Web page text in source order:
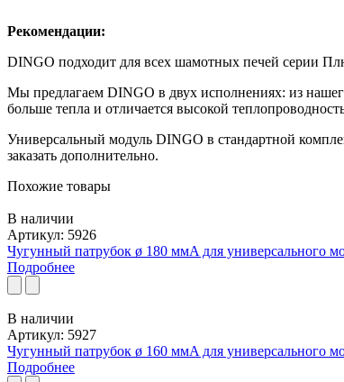
Рекомендации:
DINGO подходит для всех шамотных печей серии
Мы предлагаем DINGO в двух исполнениях: из
больше тепла и отличается высокой
Универсальный модуль DINGO в стандартной
заказать дополнительно.
Похожие товары
В наличии
Артикул: 5926
Чугунный патрубок ø 180 ммA для универсального
Подробнее
В наличии
Артикул: 5927
Чугунный патрубок ø 160 ммA для универсального
Подробнее